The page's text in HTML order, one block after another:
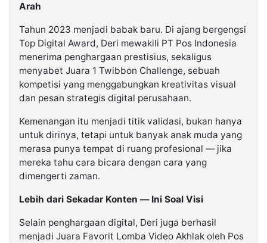
Arah
Tahun 2023 menjadi babak baru. Di ajang bergengsi
Top Digital Award, Deri mewakili PT Pos Indonesia
menerima penghargaan prestisius, sekaligus
menyabet Juara 1 Twibbon Challenge, sebuah
kompetisi yang menggabungkan kreativitas visual
dan pesan strategis digital perusahaan.
Kemenangan itu menjadi titik validasi, bukan hanya
untuk dirinya, tetapi untuk banyak anak muda yang
merasa punya tempat di ruang profesional — jika
mereka tahu cara bicara dengan cara yang
dimengerti zaman.
Lebih dari Sekadar Konten — Ini Soal Visi
Selain penghargaan digital, Deri juga berhasil
menjadi Juara Favorit Lomba Video Akhlak oleh Pos